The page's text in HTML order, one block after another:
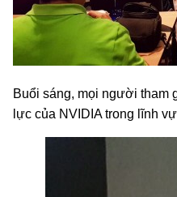
Buổi sáng, mọi người tham
lực của NVIDIA trong lĩnh